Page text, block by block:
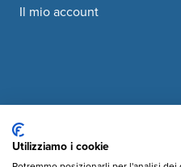
© Mary's Meals Italia ODV
Il mio account
Utilizziamo i cookie